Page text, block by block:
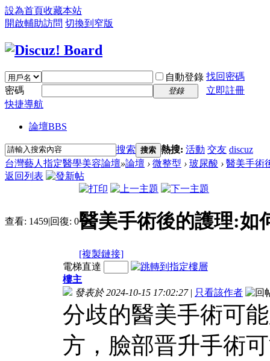
設為首頁收藏本站
開啟輔助訪問 切換到窄版
自動登錄 找回密碼
密碼
登錄
立即註冊
快捷導航
論壇BBS
搜索 搜索 熱搜: 活動 交友 discuz
台灣藝人指定醫學美容論壇»論壇 › 微整型 › 玻尿酸 › 醫美手術
返回列表
查看: 1459|回復: 0醫美手術後的護理:如
[複製鏈接]
電梯直達
樓主
發表於 2024-10-15 17:02:27 | 只看該作者
分歧的醫美手術可
方，臉部晋升手術